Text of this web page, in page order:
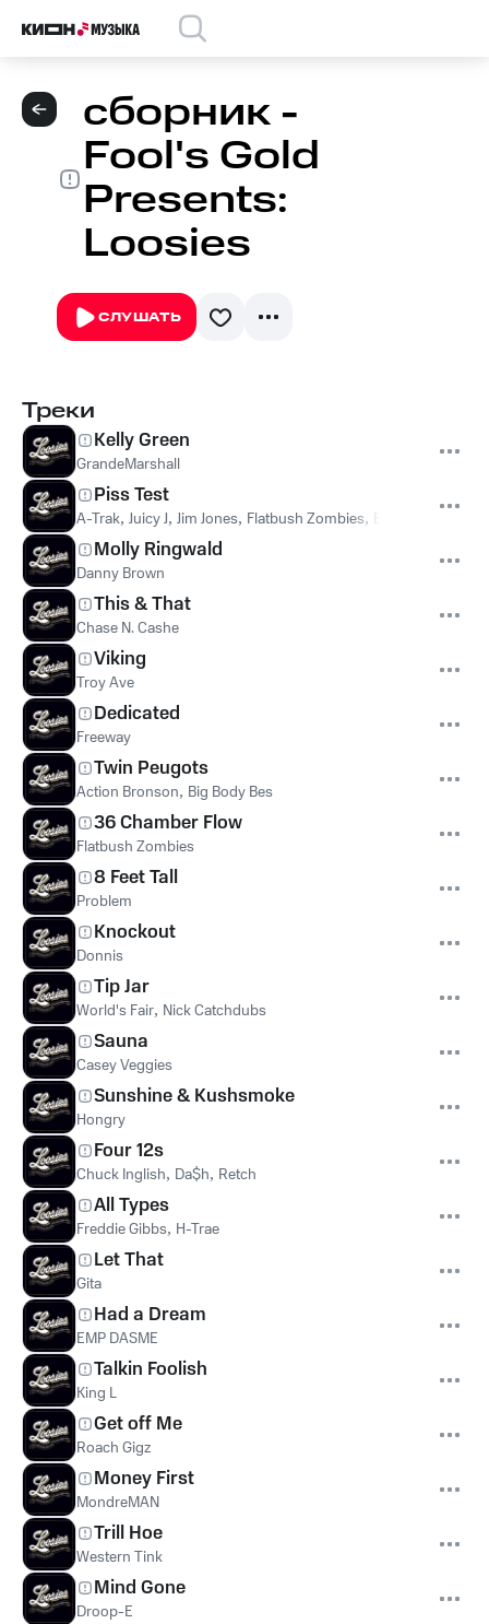
сборник -
Fool's Gold
Presents:
Loosies
СЛУШАТЬ
Треки
Kelly Green
GrandeMarshall
Piss Test
A-Trak, Juicy J, Jim Jones, Flatbush Zombies, El-P
Molly Ringwald
Danny Brown
This & That
Chase N. Cashe
Viking
Troy Ave
Dedicated
Freeway
Twin Peugots
Action Bronson, Big Body Bes
36 Chamber Flow
Flatbush Zombies
8 Feet Tall
Problem
Knockout
Donnis
Tip Jar
World's Fair, Nick Catchdubs
Sauna
Casey Veggies
Sunshine & Kushsmoke
Hongry
Four 12s
Chuck Inglish, Da$h, Retch
All Types
Freddie Gibbs, H-Trae
Let That
Gita
Had a Dream
EMP DASME
Talkin Foolish
King L
Get off Me
Roach Gigz
Money First
MondreMAN
Trill Hoe
Western Tink
Mind Gone
Droop-E